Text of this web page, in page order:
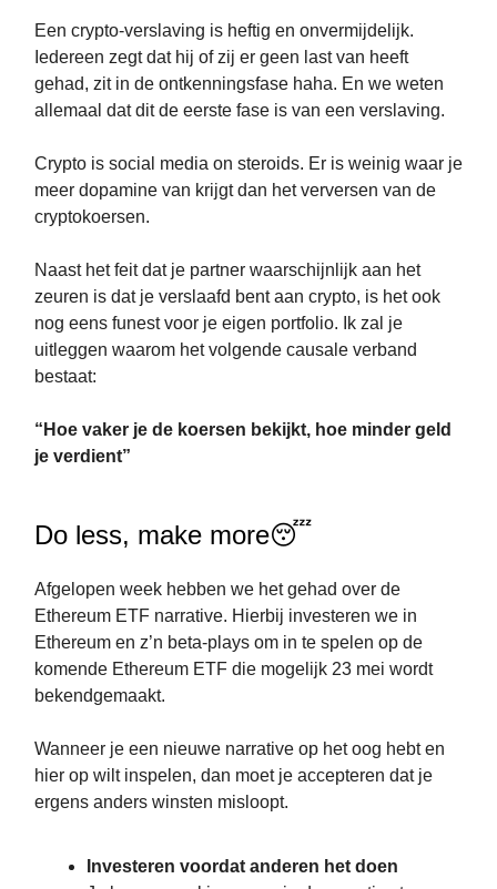
Een crypto-verslaving is heftig en onvermijdelijk.
Iedereen zegt dat hij of zij er geen last van heeft
gehad, zit in de ontkenningsfase haha. En we weten
allemaal dat dit de eerste fase is van een verslaving.
Crypto is social media on steroids. Er is weinig waar je
meer dopamine van krijgt dan het verversen van de
cryptokoersen.
Naast het feit dat je partner waarschijnlijk aan het
zeuren is dat je verslaafd bent aan crypto, is het ook
nog eens funest voor je eigen portfolio. Ik zal je
uitleggen waarom het volgende causale verband
bestaat:
“Hoe vaker je de koersen bekijkt, hoe minder geld
je verdient”
Do less, make more😴
Afgelopen week hebben we het gehad over de
Ethereum ETF narrative. Hierbij investeren we in
Ethereum en z’n beta-plays om in te spelen op de
komende Ethereum ETF die mogelijk 23 mei wordt
bekendgemaakt.
Wanneer je een nieuwe narrative op het oog hebt en
hier op wilt inspelen, dan moet je accepteren dat je
ergens anders winsten misloopt.
Investeren voordat anderen het doen